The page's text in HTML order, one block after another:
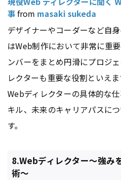
事from masaki sukeda
デザイナーやコーダーなど自
はWeb制作において非常に重
ンバーをまとめ円滑にプロジ
レクターも重要な役割といえ
Webディレクターの具体的な
キル、未来のキャリアパスに
す。
8.Webディレクター～強み
術～